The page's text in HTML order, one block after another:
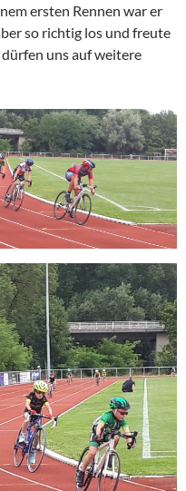
ersten Rennen war er
so richtig los und freute
uns auf weitere